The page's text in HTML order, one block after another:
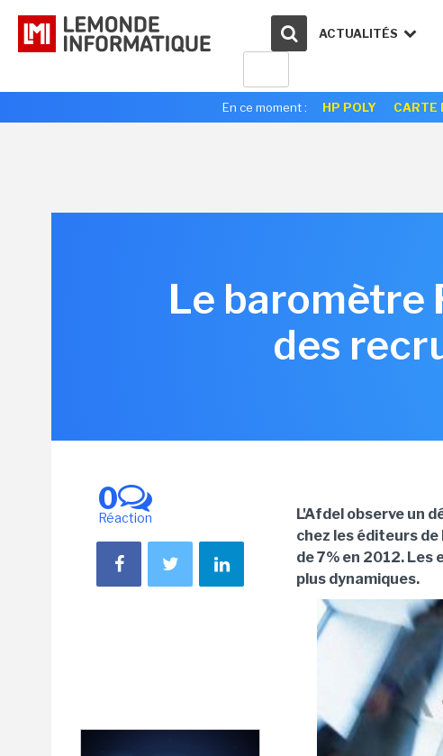
ACTUALITÉS
En ce moment : HP POLY CARTE
Le baromètre
des
0
Réaction
L'Afdel observe un
chez les éditeurs
de 7% en 2012.
plus dynamiques.